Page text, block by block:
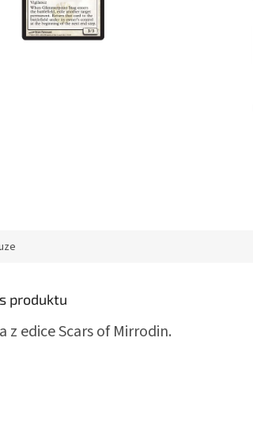
produktu
z edice Scars of Mirrodin.